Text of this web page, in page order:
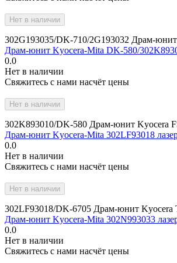
Нет в наличии
302G193035/DK-710/2G193032 Драм-
Драм-юнит Kyocera-Mita DK-580/
0.0
Нет в наличии
Свяжитесь с нами насчёт цены
Нет в наличии
302K893010/DK-580 Драм-юнит Kyocera
Драм-юнит Kyocera-Mita 302LF93018
0.0
Нет в наличии
Свяжитесь с нами насчёт цены
Нет в наличии
302LF93018/DK-6705 Драм-юнит Kyocera
Драм-юнит Kyocera-Mita 302N993033
0.0
Нет в наличии
Свяжитесь с нами насчёт цены